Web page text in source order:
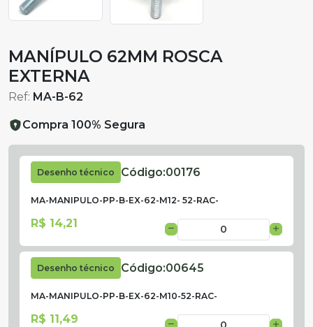
MANÍPULO 62MM ROSCA
EXTERNA
Ref: MA-B-62
Compra 100% Segura
Desenho técnico Código:00176
MA-MANIPULO-PP-B-EX-62-M12- 52-RAC-
R$ 14,21
Desenho técnico Código:00645
MA-MANIPULO-PP-B-EX-62-M10-52-RAC-
R$ 11,49